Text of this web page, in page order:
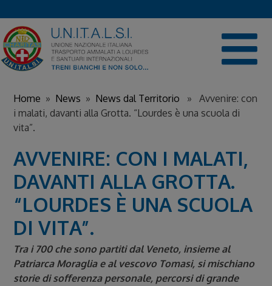
to
content
Home » News » News dal Territorio » Avvenire: con
i malati, davanti alla Grotta. “Lourdes è una scuola di
vita”.
AVVENIRE: CON I MALATI,
DAVANTI ALLA GROTTA.
“LOURDES È UNA SCUOLA
DI VITA”.
Tra i 700 che sono partiti dal Veneto, insieme al
Patriarca Moraglia e al vescovo Tomasi, si mischiano
storie di sofferenza personale, percorsi di grande